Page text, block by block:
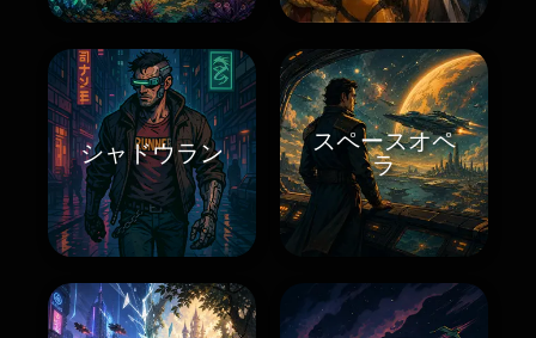
シャドウラン
スペースオペ
ラ